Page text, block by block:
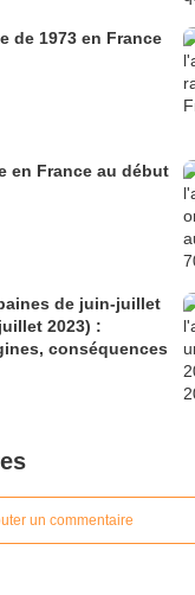
de 1973 en France
en France au début
de juin-juillet
2023) :
conséquences
un commentaire